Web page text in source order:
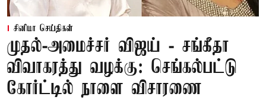
சினிமா செய்திகள்
முதல்-அமைச்சர் விஜய் - சங்கீதா
விவாகரத்து வழக்கு: செங்கல்பட்டு
கோர்ட்டில் நாளை விசாரணை